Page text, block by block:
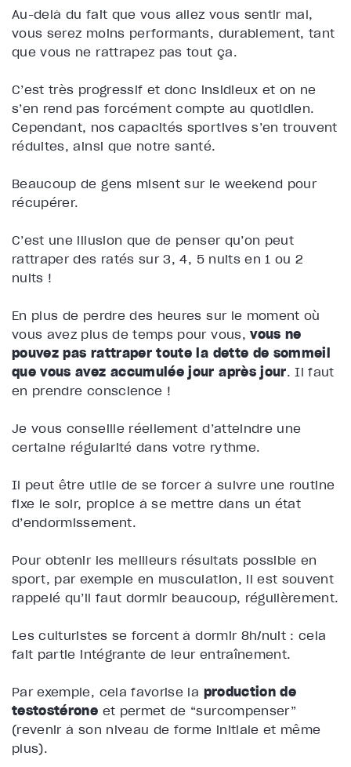
Au-delà du fait que vous allez vous sentir mal,
vous serez moins performants, durablement, tant
que vous ne rattrapez pas tout ça.
C’est très progressif et donc insidieux et on ne
s’en rend pas forcément compte au quotidien.
Cependant, nos capacités sportives s’en trouvent
réduites, ainsi que notre santé.
Beaucoup de gens misent sur le weekend pour
récupérer.
C’est une illusion que de penser qu’on peut
rattraper des ratés sur 3, 4, 5 nuits en 1 ou 2
nuits !
En plus de perdre des heures sur le moment où
vous avez plus de temps pour vous,vous ne
pouvez pas rattraper toute la dette de sommeil
que vous avez accumulée jour après jour. Il faut
en prendre conscience !
Je vous conseille réellement d’atteindre une
certaine régularité dans votre rythme.
Il peut être utile de se forcer à suivre une routine
fixe le soir, propice à se mettre dans un état
d’endormissement.
Pour obtenir les meilleurs résultats possible en
sport, par exemple en musculation, il est souvent
rappelé qu’il faut dormir beaucoup, régulièrement.
Les culturistes se forcent à dormir 8h/nuit : cela
fait partie intégrante de leur entraînement.
Par exemple, cela favorise la production de
testostérone et permet de “surcompenser”
(revenir à son niveau de forme initiale et même
plus).